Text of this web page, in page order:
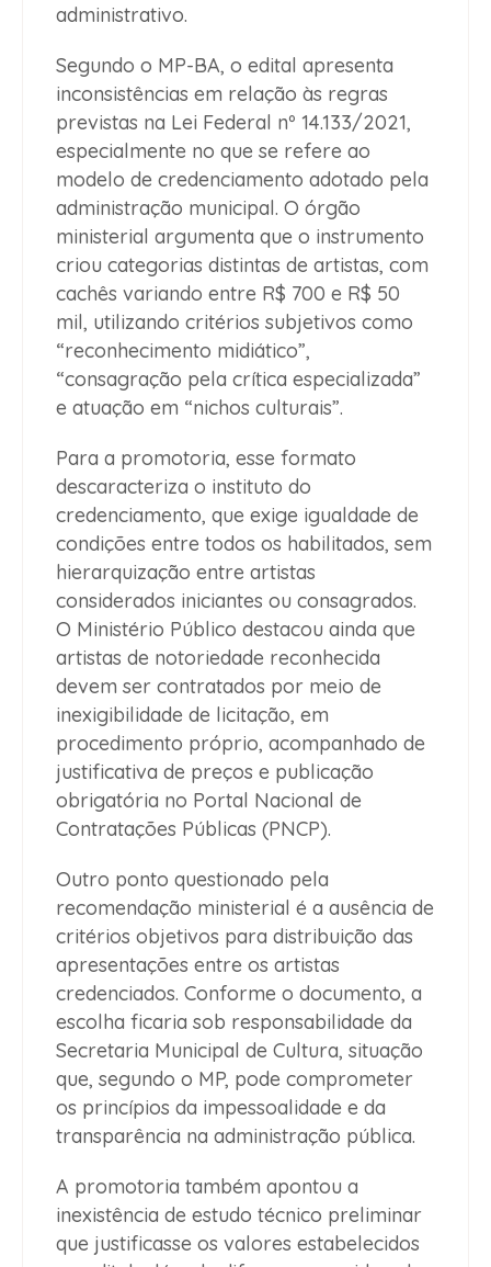
administrativo.
Segundo o MP-BA, o edital apresenta
inconsistências em relação às regras
previstas na Lei Federal nº 14.133/2021,
especialmente no que se refere ao
modelo de credenciamento adotado pela
administração municipal. O órgão
ministerial argumenta que o instrumento
criou categorias distintas de artistas, com
cachês variando entre R$ 700 e R$ 50
mil, utilizando critérios subjetivos como
“reconhecimento midiático”,
“consagração pela crítica especializada”
e atuação em “nichos culturais”.
Para a promotoria, esse formato
descaracteriza o instituto do
credenciamento, que exige igualdade de
condições entre todos os habilitados, sem
hierarquização entre artistas
considerados iniciantes ou consagrados.
O Ministério Público destacou ainda que
artistas de notoriedade reconhecida
devem ser contratados por meio de
inexigibilidade de licitação, em
procedimento próprio, acompanhado de
justificativa de preços e publicação
obrigatória no Portal Nacional de
Contratações Públicas (PNCP).
Outro ponto questionado pela
recomendação ministerial é a ausência de
critérios objetivos para distribuição das
apresentações entre os artistas
credenciados. Conforme o documento, a
escolha ficaria sob responsabilidade da
Secretaria Municipal de Cultura, situação
que, segundo o MP, pode comprometer
os princípios da impessoalidade e da
transparência na administração pública.
A promotoria também apontou a
inexistência de estudo técnico preliminar
que justificasse os valores estabelecidos